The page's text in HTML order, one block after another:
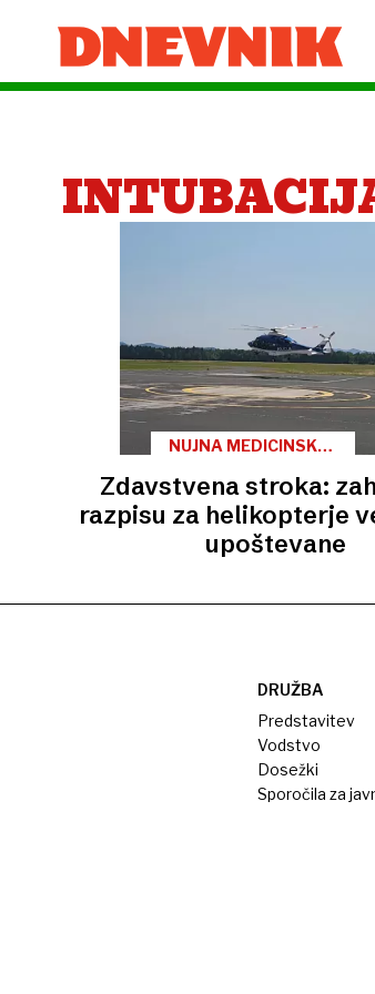
NUJNA MEDICINSKA
Zdavstvena stroka:
razpisu za helikopterje
upoštevane
DRUŽBA
Predstavitev
Vodstvo
Dosežki
Sporočila za